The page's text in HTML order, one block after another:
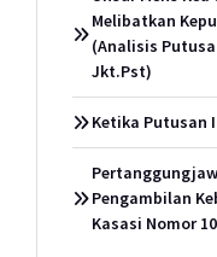
Melibatkan
(Analisis
Jkt.Pst)
Ketika Putusan
Pengambilan
Kasasi Nomor